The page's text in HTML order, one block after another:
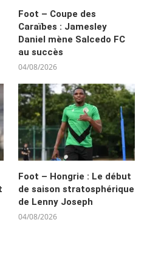
Foot – Coupe des
Caraïbes : Jamesley
Daniel mène Salcedo FC
au succès
04/08/2026
Foot – Hongrie : Le début
de saison stratosphérique
de Lenny Joseph
04/08/2026